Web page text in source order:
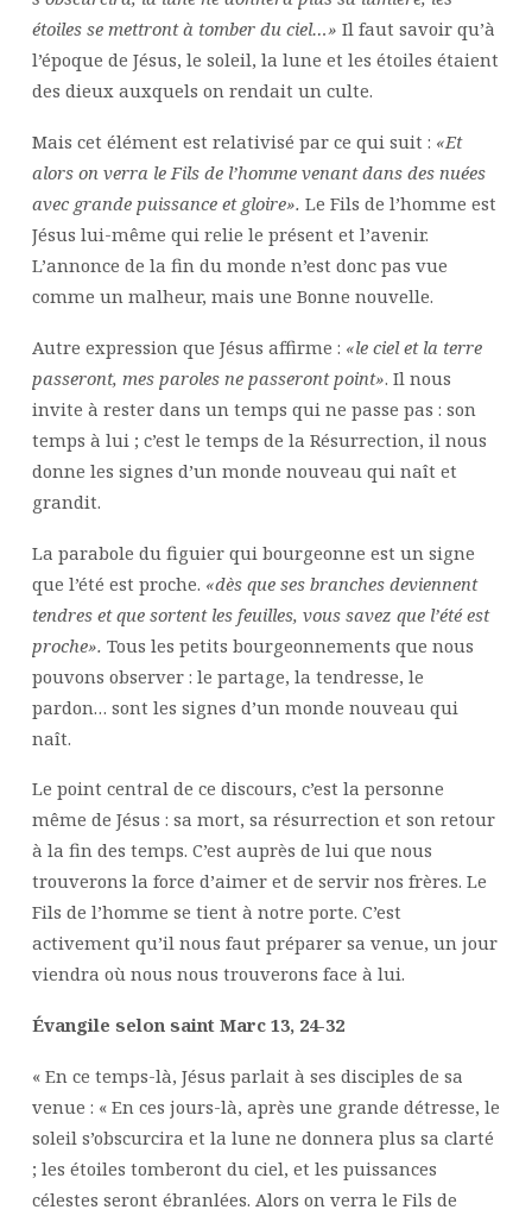
étoiles se mettront à tomber du ciel…» Il faut savoir qu’à
l’époque de Jésus, le soleil, la lune et les étoiles étaient
des dieux auxquels on rendait un culte.
Mais cet élément est relativisé par ce qui suit : «Et
alors on verra le Fils de l’homme venant dans des nuées
avec grande puissance et gloire». Le Fils de l’homme est
Jésus lui-même qui relie le présent et l’avenir.
L’annonce de la fin du monde n’est donc pas vue
comme un malheur, mais une Bonne nouvelle.
Autre expression que Jésus affirme : «le ciel et la terre
passeront, mes paroles ne passeront point». Il nous
invite à rester dans un temps qui ne passe pas : son
temps à lui ; c’est le temps de la Résurrection, il nous
donne les signes d’un monde nouveau qui naît et
grandit.
La parabole du figuier qui bourgeonne est un signe
que l’été est proche. «dès que ses branches deviennent
tendres et que sortent les feuilles, vous savez que l’été est
proche». Tous les petits bourgeonnements que nous
pouvons observer : le partage, la tendresse, le
pardon… sont les signes d’un monde nouveau qui
naît.
Le point central de ce discours, c’est la personne
même de Jésus : sa mort, sa résurrection et son retour
à la fin des temps. C’est auprès de lui que nous
trouverons la force d’aimer et de servir nos frères. Le
Fils de l’homme se tient à notre porte. C’est
activement qu’il nous faut préparer sa venue, un jour
viendra où nous nous trouverons face à lui.
Évangile selon saint Marc 13, 24-32
« En ce temps-là, Jésus parlait à ses disciples de sa
venue : « En ces jours-là, après une grande détresse, le
soleil s’obscurcira et la lune ne donnera plus sa clarté
; les étoiles tomberont du ciel, et les puissances
célestes seront ébranlées. Alors on verra le Fils de